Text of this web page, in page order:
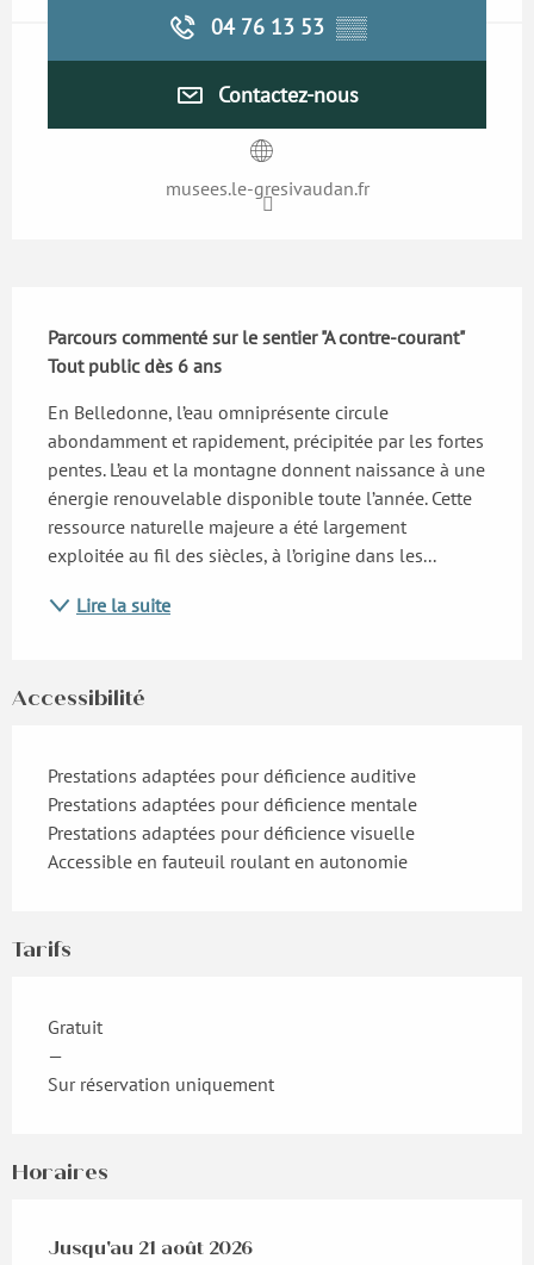
04 76 13 53 ▒▒
Contactez-nous
musees.le-gresivaudan.fr
Parcours commenté sur le sentier "A contre-courant"
Tout public dès 6 ans
En Belledonne, l’eau omniprésente circule
abondamment et rapidement, précipitée par les fortes
pentes. L’eau et la montagne donnent naissance à une
énergie renouvelable disponible toute l’année. Cette
ressource naturelle majeure a été largement
exploitée au fil des siècles, à l’origine dans les...
Lire la suite
Accessibilité
Prestations adaptées pour déficience auditive
Prestations adaptées pour déficience mentale
Prestations adaptées pour déficience visuelle
Accessible en fauteuil roulant en autonomie
Tarifs
Gratuit
—
Sur réservation uniquement
Horaires
Du17 juillet 2026 au21 août 2026
Jusqu'au 21 août 2026